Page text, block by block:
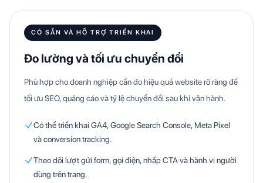
CÓ SẴN VÀ HỖ TRỢ TRIỂN KHAI
Đo lường và tối ưu chuyển đổi
Phù hợp cho doanh nghiệp cần đo hiệu quả website rõ ràng để
tối ưu SEO, quảng cáo và tỷ lệ chuyển đổi sau khi vận hành.
Có thể triển khai GA4, Google Search Console, Meta Pixel
và conversion tracking.
Theo dõi lượt gửi form, gọi điện, nhấp CTA và hành vi người
dùng trên trang.